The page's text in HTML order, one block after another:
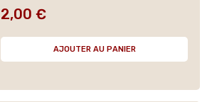
Prix
2,00 €
AJOUTER AU PANIER